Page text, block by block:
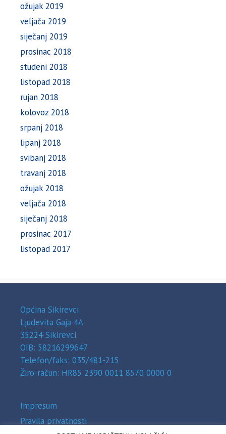
ožujak 2019
veljača 2019
siječanj 2019
prosinac 2018
studeni 2018
listopad 2018
rujan 2018
kolovoz 2018
srpanj 2018
lipanj 2018
svibanj 2018
travanj 2018
ožujak 2018
veljača 2018
siječanj 2018
prosinac 2017
listopad 2017
Općina Sikirevci
Ljudevita Gaja 4A
35224 Sikirevci
OIB: 58216299647
Telefon/faks: 035/481-215
Žiro-račun: HR85 2390 0011 8570 0000 0
Impresum
Pravila privatnosti